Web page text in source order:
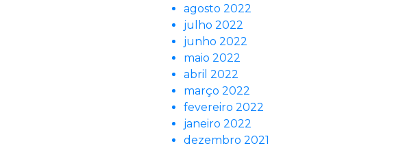
agosto 2022
julho 2022
junho 2022
maio 2022
abril 2022
março 2022
fevereiro 2022
janeiro 2022
dezembro 2021